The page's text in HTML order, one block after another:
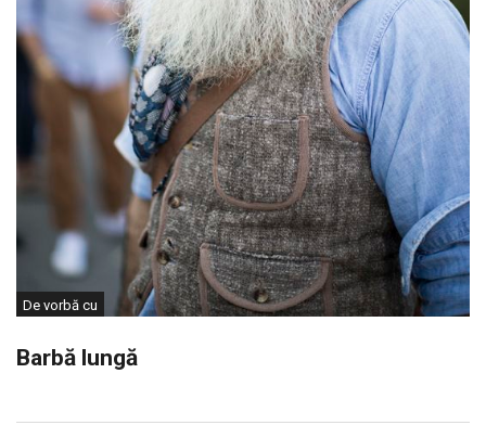
De vorbă cu
Barbă lungă